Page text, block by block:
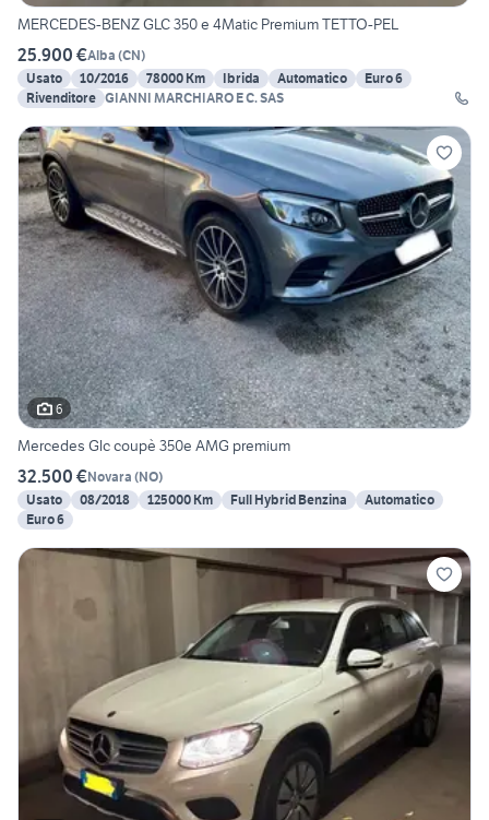
MERCEDES-BENZ GLC 350 e 4Matic Premium TETTO-PEL
25.900 €Alba (CN)
Usato
10/2016 78000 Km Ibrida Automatico
Euro 6
Rivenditore GIANNI MARCHIARO E C. SAS
6
Mercedes Glc coupè 350e AMG premium
32.500 €Novara (NO)
Usato
08/2018 125000 Km Full Hybrid Benzina
Automatico
Euro 6